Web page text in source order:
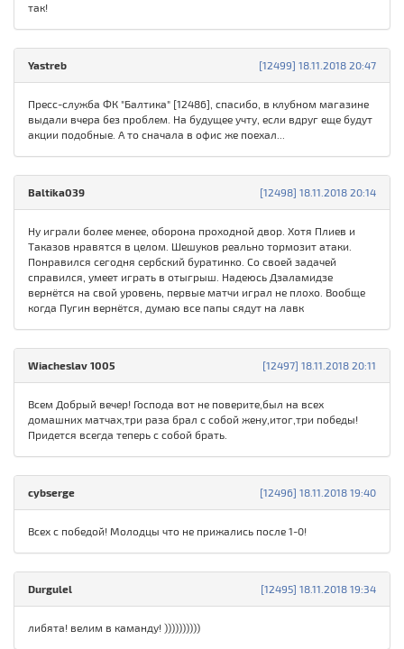
так!
[12499] 18.11.2018 20:47
Yastreb
Пресс-служба ФК "Балтика" [12486], спасибо, в клубном магазине
выдали вчера без проблем. На будущее учту, если вдруг еще будут
акции подобные. А то сначала в офис же поехал...
[12498] 18.11.2018 20:14
Baltika039
Ну играли более менее, оборона проходной двор. Хотя Плиев и
Таказов нравятся в целом. Шешуков реально тормозит атаки.
Понравился сегодня сербский буратинко. Со своей задачей
справился, умеет играть в отыгрыш. Надеюсь Дзаламидзе
вернётся на свой уровень, первые матчи играл не плохо. Вообще
когда Пугин вернётся, думаю все папы сядут на лавк
[12497] 18.11.2018 20:11
Wiacheslav 1005
Всем Добрый вечер! Господа вот не поверите,был на всех
домашних матчах,три раза брал с собой жену,итог,три победы!
Придется всегда теперь с собой брать.
[12496] 18.11.2018 19:40
cybserge
Всех с победой! Молодцы что не прижались после 1-0!
[12495] 18.11.2018 19:34
Durgulel
либята! велим в каманду! ))))))))))